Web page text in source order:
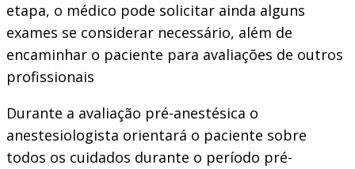
etapa, o médico pode solicitar ainda alguns
exames se considerar necessário, além de
encaminhar o paciente para avaliações de outros
profissionais
Durante a avaliação pré-anestésica o
anestesiologista orientará o paciente sobre
todos os cuidados durante o período pré-